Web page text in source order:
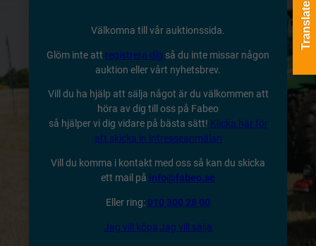
Välkomna till vår auktionssida.
Glöm inte att registrera dig så du inte missar någon
auktion eller vårt nyhetsbrev.
Vill du ha hjälp att sälja något är du välkommen att
höra av dig till oss på Fabeo
så hjälper vi dig vidare på bästa sätt! Klicka här för
att skicka in intresseanmälan
Vill du komma i kontakt med oss så kan du skicka
ett mail på info@fabeo.se
Eller ring: 010 300 28 00
Jag vill köpaJag vill sälja
Translate